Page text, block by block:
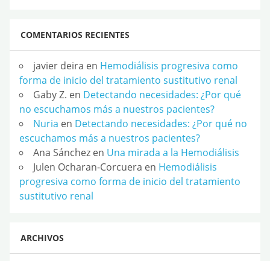
COMENTARIOS RECIENTES
javier deira en Hemodiálisis progresiva como
forma de inicio del tratamiento sustitutivo renal
Gaby Z. en Detectando necesidades: ¿Por qué
no escuchamos más a nuestros pacientes?
Nuria en Detectando necesidades: ¿Por qué no
escuchamos más a nuestros pacientes?
Ana Sánchez en Una mirada a la Hemodiálisis
Julen Ocharan-Corcuera en Hemodiálisis
progresiva como forma de inicio del tratamiento
sustitutivo renal
ARCHIVOS